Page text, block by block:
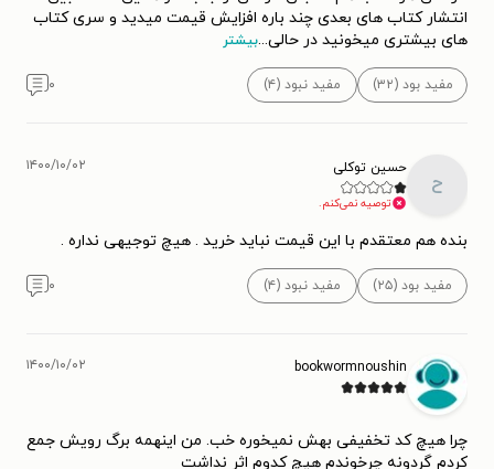
انتشار کتاب های بعدی چند باره افزایش قیمت میدید و سری کتاب
های بیشتری میخونید در حالی...بیشتر
مفید بود (۳۲) مفید نبود (۴) ۰
ح
حسین توکلی
توصیه نمی‌کنم.
۱۴۰۰/۱۰/۰۲
بنده هم معتقدم با این قیمت نباید خرید . هیچ توجیهی نداره .
مفید بود (۲۵) مفید نبود (۴) ۰
bookwormnoushin ۱۴۰۰/۱۰/۰۲
چرا هیچ کد تخفیفی بهش نمیخوره خب. من اینهمه برگ رویش جمع
کردم گردونه چرخوندم هیچ کدوم اثر نداشت